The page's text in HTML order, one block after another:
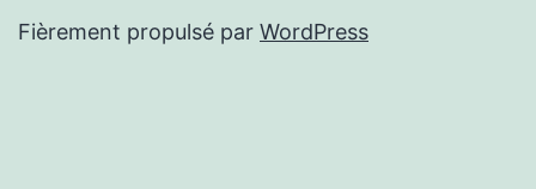
Fièrement propulsé par WordPress